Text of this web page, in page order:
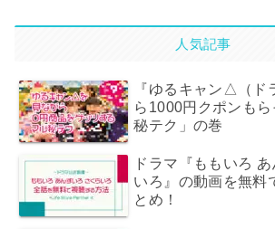
人気記事
『ゆるキャン△（ド
ら1000円クポンも
秘テク」の巻
ドラマ『ももいろ
いろ』の動画を無料
とめ！